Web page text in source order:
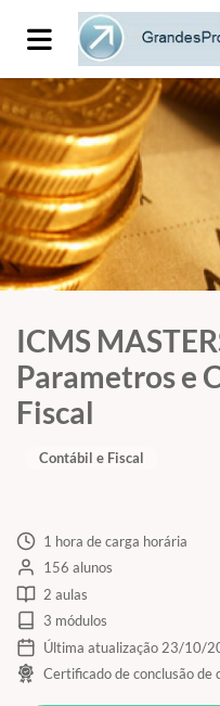
ICMS
Parametros e
Fiscal
Contábil e Fiscal
1 hora de carga horária
156 alunos
2 aulas
3 módulos
Última atualização 23/10/
Certificado de conclusão de